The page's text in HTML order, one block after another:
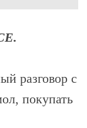
разговор с
покупать